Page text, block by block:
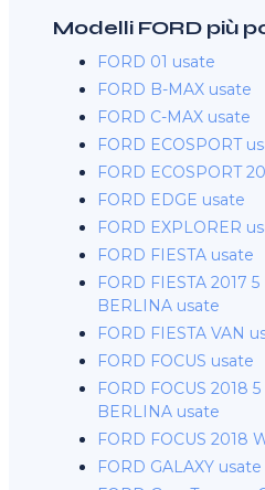
Modelli FORD più
FORD 01 usate
FORD B-MAX usate
FORD C-MAX usate
FORD ECOSPORT
FORD ECOSPORT
FORD EDGE usate
FORD EXPLORER
FORD FIESTA usate
FORD FIESTA 2017 5
BERLINA usate
FORD FIESTA VAN
FORD FOCUS usate
FORD FOCUS 2018
BERLINA usate
FORD FOCUS 2018
FORD GALAXY usate